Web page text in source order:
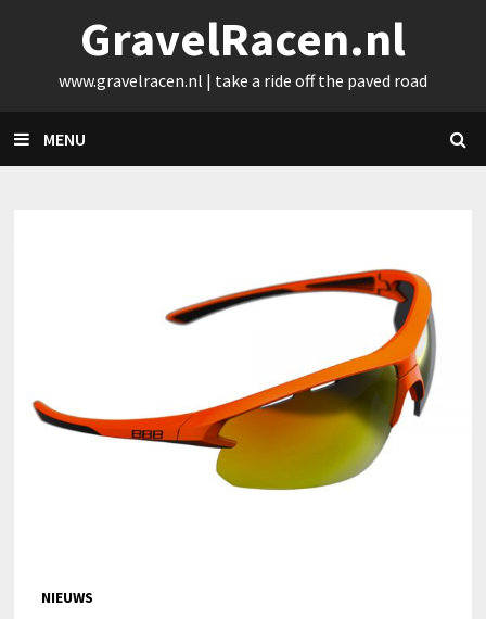
content
GravelRacen.nl
www.gravelracen.nl | take a ride off the paved road
MENU
NIEUWS